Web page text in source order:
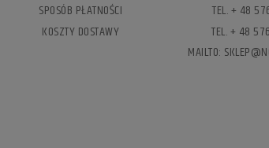
SPOSÓB PŁATNOŚCI
KOSZTY DOSTAWY
TEL. + 48
TEL. + 48
MAILTO: